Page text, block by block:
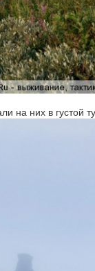
на них в густой